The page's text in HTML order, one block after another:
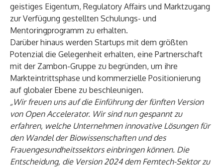
geistiges Eigentum, Regulatory Affairs und Marktzugang
zur Verfügung gestellten Schulungs- und
Mentoringprogramm zu erhalten.
Darüber hinaus werden Startups mit dem größten
Potenzial die Gelegenheit erhalten, eine Partnerschaft
mit der Zambon-Gruppe zu begründen, um ihre
Markteintrittsphase und kommerzielle Positionierung
auf globaler Ebene zu beschleunigen.
„Wir freuen uns auf die Einführung der fünften Version
von Open Accelerator. Wir sind nun gespannt zu
erfahren, welche Unternehmen innovative Lösungen für
den Wandel der Biowissenschaften und des
Frauengesundheitssektors einbringen können. Die
Entscheidung, die Version 2024 dem Femtech-Sektor zu